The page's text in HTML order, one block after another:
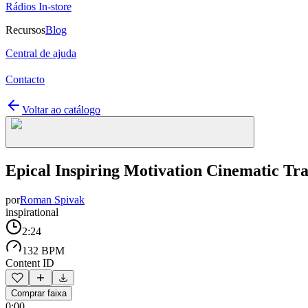
Rádios In-store
RecursosBlog
Central de ajuda
Contacto
Voltar ao catálogo
Epical Inspiring Motivation Cinematic
porRoman Spivak
inspirational
2:24
132 BPM
Content ID
Comprar faixa